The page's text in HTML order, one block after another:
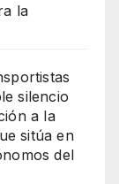
la
silencio
a la
sitúa en
del